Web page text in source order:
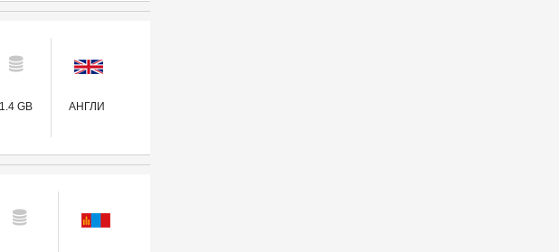
1.4 GB АНГЛИ